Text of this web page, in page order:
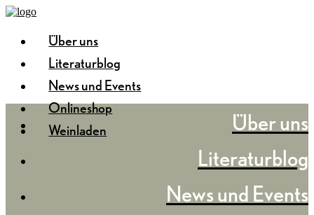
Über uns
Literaturblog
News und Events
Onlineshop
Weinladen
Über uns
Literaturblog
News und Events